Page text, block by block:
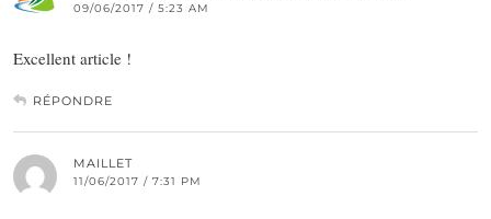
09/06/2017 / 5:23 AM
Excellent article !
RÉPONDRE
MAILLET
11/06/2017 / 7:31 PM